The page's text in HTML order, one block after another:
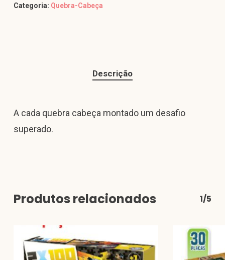
Categoria: Quebra-Cabeça
Descrição
A cada quebra cabeça montado um desafio
superado.
Produtos relacionados 1/5